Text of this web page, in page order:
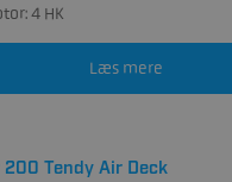
4 HK
Læs mere
Tendy Air Deck